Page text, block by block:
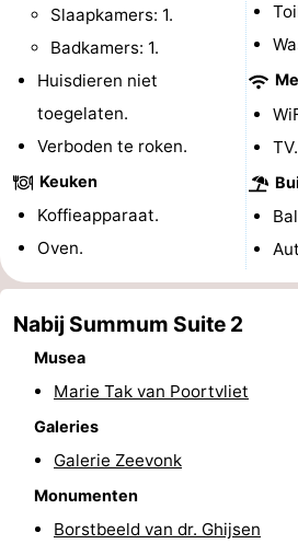
Binnenspeeltuinen
-
Minigolfbanen
Wellness
&
Steden
Natuur
Rondleidingen
Sporten
Fietsen
Slaapkamers: 1.
Badkamers: 1.
Huisdieren niet
toegelaten.
Verboden te roken.
Keuken
Koffieapparaat.
Oven.
TV.
Nabij Summum Suite 2
Musea
Marie Tak van Poortvliet
Galeries
Galerie Zeevonk
Monumenten
Borstbeeld van dr. Ghijsen